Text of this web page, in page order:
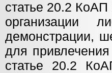
статье 20.2
организации
демонстрации,
для привлечения
статье 20.2